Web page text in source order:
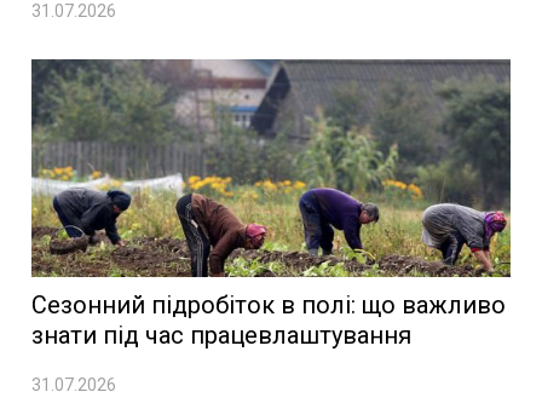
31.07.2026
Сезонний підробіток в полі: що важливо
знати під час працевлаштування
31.07.2026